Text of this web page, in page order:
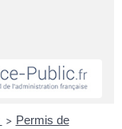
> Permis de